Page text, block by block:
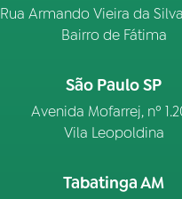
Rua Armando Vieira da
Bairro de Fátima
São Paulo SP
Avenida Mofarrej, nº
Vila Leopoldina
Tabatinga AM